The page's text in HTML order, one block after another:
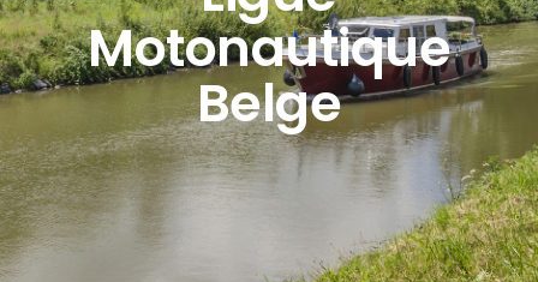
Motonautique
Belge